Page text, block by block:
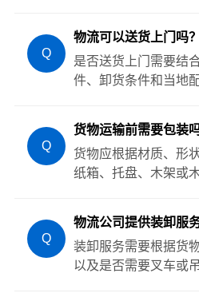
Q
物流可以送货上门吗？
是否送货上门需要结
件、卸货条件和当地
Q
货物运输前需要包装吗
货物应根据材质、形
纸箱、托盘、木架或
Q
物流公司提供装卸服务
装卸服务需要根据货
以及是否需要叉车或